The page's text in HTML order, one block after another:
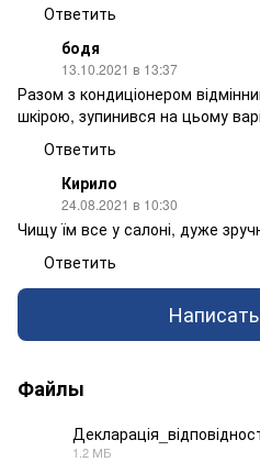
Ответить
бодя
13.10.2021 в 13:37
Разом з кондиціонером
шкірою, зупинився на цьому
Ответить
Кирило
24.08.2021 в 10:30
Чищу їм все у салоні, дуже
Ответить
Файлы
1.2 МБ